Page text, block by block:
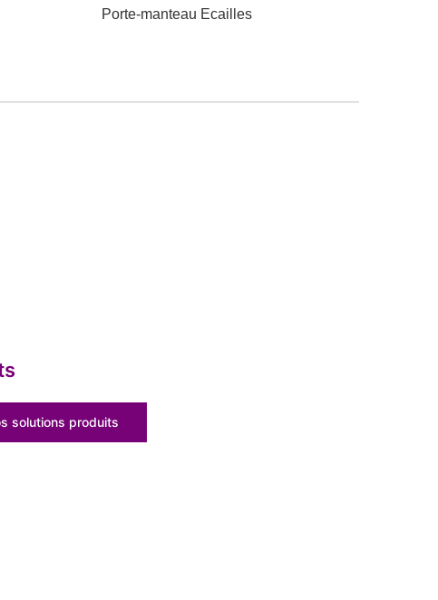
Porte-manteau Ecailles
solutions produits